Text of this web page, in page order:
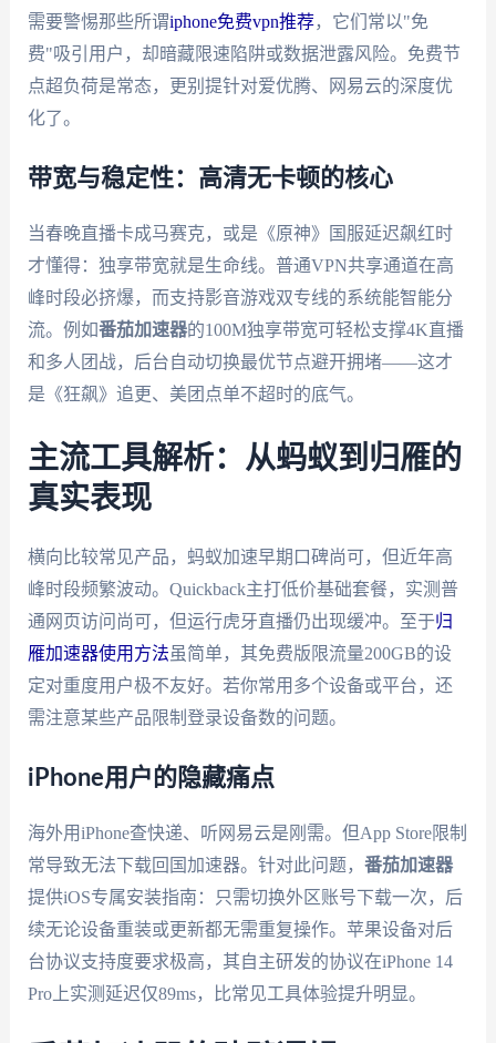
需要警惕那些所谓iphone免费vpn推荐，它们常以"免
费"吸引用户，却暗藏限速陷阱或数据泄露风险。免费节
点超负荷是常态，更别提针对爱优腾、网易云的深度优
化了。
带宽与稳定性：高清无卡顿的核心
当春晚直播卡成马赛克，或是《原神》国服延迟飙红时
才懂得：独享带宽就是生命线。普通VPN共享通道在高
峰时段必挤爆，而支持影音游戏双专线的系统能智能分
流。例如番茄加速器的100M独享带宽可轻松支撑4K直播
和多人团战，后台自动切换最优节点避开拥堵——这才
是《狂飙》追更、美团点单不超时的底气。
主流工具解析：从蚂蚁到归雁的
真实表现
横向比较常见产品，蚂蚁加速早期口碑尚可，但近年高
峰时段频繁波动。Quickback主打低价基础套餐，实测普
通网页访问尚可，但运行虎牙直播仍出现缓冲。至于归
雁加速器使用方法虽简单，其免费版限流量200GB的设
定对重度用户极不友好。若你常用多个设备或平台，还
需注意某些产品限制登录设备数的问题。
iPhone用户的隐藏痛点
海外用iPhone查快递、听网易云是刚需。但App Store限制
常导致无法下载回国加速器。针对此问题， 番茄加速器
提供iOS专属安装指南：只需切换外区账号下载一次，后
续无论设备重装或更新都无需重复操作。苹果设备对后
台协议支持度要求极高，其自主研发的协议在iPhone 14
Pro上实测延迟仅89ms，比常见工具体验提升明显。